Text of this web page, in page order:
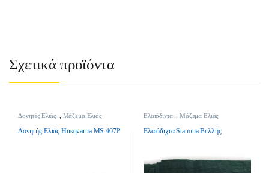
Σχετικά προϊόντα
Δονητές Ελιάς Μάζεμα Ελιάς
Δονητής Ελιάς Husqvarna MS 407P
Ελαιόδιχτα Μάζεμα Ελιάς
Ελαιόδιχτα Stamina Βελλής